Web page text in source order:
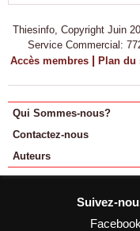
Thiesinfo, Copyright Juin
Service Commercial:
Accès membres | Plan du
Qui Sommes-nous?
Contactez-nous
Auteurs
Suivez-
Facebook